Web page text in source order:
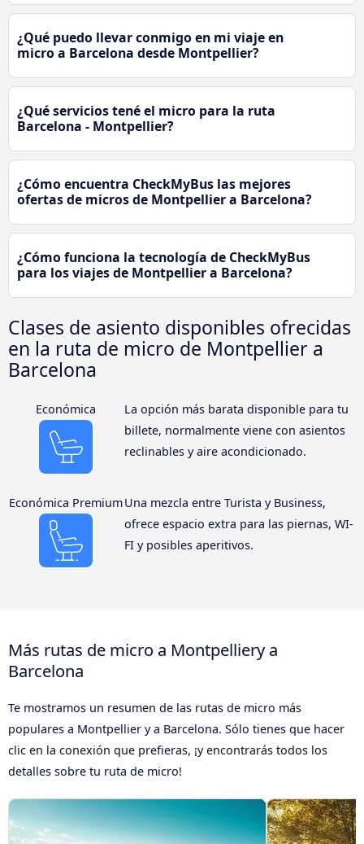
¿Qué puedo llevar conmigo en mi viaje en
micro a Barcelona desde Montpellier?
¿Qué servicios tené el micro para la ruta
Barcelona - Montpellier?
¿Cómo encuentra CheckMyBus las mejores
ofertas de micros de Montpellier a Barcelona?
¿Cómo funciona la tecnología de CheckMyBus
para los viajes de Montpellier a Barcelona?
Clases de asiento disponibles ofrecidas
en la ruta de micro de Montpellier a
Barcelona
Económica
La opción más barata disponible para tu
billete, normalmente viene con asientos
reclinables y aire acondicionado.
Económica PremiumUna mezcla entre Turista y Business,
ofrece espacio extra para las piernas, WI-
FI y posibles aperitivos.
Más rutas de micro a Montpelliery a
Barcelona
Te mostramos un resumen de las rutas de micro más
populares a Montpellier y a Barcelona. Sólo tienes que hacer
clic en la conexión que prefieras, ¡y encontrarás todos los
detalles sobre tu ruta de micro!